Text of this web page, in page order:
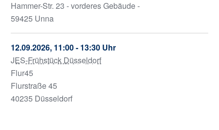
Hammer-Str. 23 - vorderes Gebäude -
59425 Unna
12.09.2026, 11:00 - 13:30 Uhr
JES-Frühstück Düsseldorf
Flur45
Flurstraße 45
40235 Düsseldorf